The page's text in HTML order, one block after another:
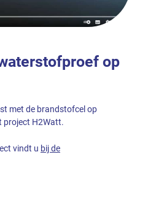
op
met de brandstofcel op
project H2Watt.
vindt u bij de